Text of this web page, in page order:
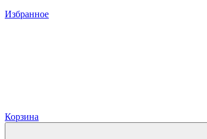
Избранное
Корзина